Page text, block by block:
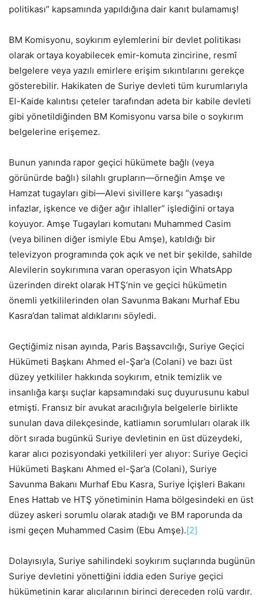
politikası” kapsamında yapıldığına dair kanıt bulamamış!
BM Komisyonu, soykırım eylemlerini bir devlet politikası
olarak ortaya koyabilecek emir-komuta zincirine, resmî
belgelere veya yazılı emirlere erişim sıkıntılarını gerekçe
gösterebilir. Hakikaten de Suriye devleti tüm kurumlarıyla
El-Kaide kalıntısı çeteler tarafından adeta bir kabile devleti
gibi yönetildiğinden BM Komisyonu varsa bile o soykırım
belgelerine erişemez.
Bunun yanında rapor geçici hükümete bağlı (veya
görünürde bağlı) silahlı grupların—örneğin Amşe ve
Hamzat tugayları gibi—Alevi sivillere karşı “yasadışı
infazlar, işkence ve diğer ağır ihlaller” işlediğini ortaya
koyuyor. Amşe Tugayları komutanı Muhammed Casim
(veya bilinen diğer ismiyle Ebu Amşe), katıldığı bir
televizyon programında çok açık ve net bir şekilde, sahilde
Alevilerin soykırımına varan operasyon için WhatsApp
üzerinden direkt olarak HTŞ’nin ve geçici hükümetin
önemli yetkililerinden olan Savunma Bakanı Murhaf Ebu
Kasra’dan talimat aldıklarını söyledi.
Geçtiğimiz nisan ayında, Paris Başsavcılığı, Suriye Geçici
Hükümeti Başkanı Ahmed el-Şar’a (Colani) ve bazı üst
düzey yetkililer hakkında soykırım, etnik temizlik ve
insanlığa karşı suçlar kapsamındaki suç duyurusunu kabul
etmişti. Fransız bir avukat aracılığıyla belgelerle birlikte
sunulan dava dilekçesinde, katliamın sorumluları olarak ilk
dört sırada bugünkü Suriye devletinin en üst düzeydeki,
karar alıcı pozisyondaki yetkilileri yer alıyor: Suriye Geçici
Hükümeti Başkanı Ahmed el-Şar’a (Colani), Suriye
Savunma Bakanı Murhaf Ebu Kasra, Suriye İçişleri Bakanı
Enes Hattab ve HTŞ yönetiminin Hama bölgesindeki en üst
düzey askeri sorumlu olarak atadığı ve BM raporunda da
ismi geçen Muhammed Casim (Ebu Amşe).[2]
Dolayısıyla, Suriye sahilindeki soykırım suçlarında bugünün
Suriye devletini yönettiğini iddia eden Suriye geçici
hükümetinin karar alıcılarının birinci dereceden rolü vardır.